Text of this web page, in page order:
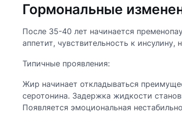
Гормональные
После 35-40 лет начинается
аппетит, чувствительность к инсулину,
Типичные проявления:
Жир начинает откладываться
серотонина. Задержка жидкости
Появляется эмоциональная